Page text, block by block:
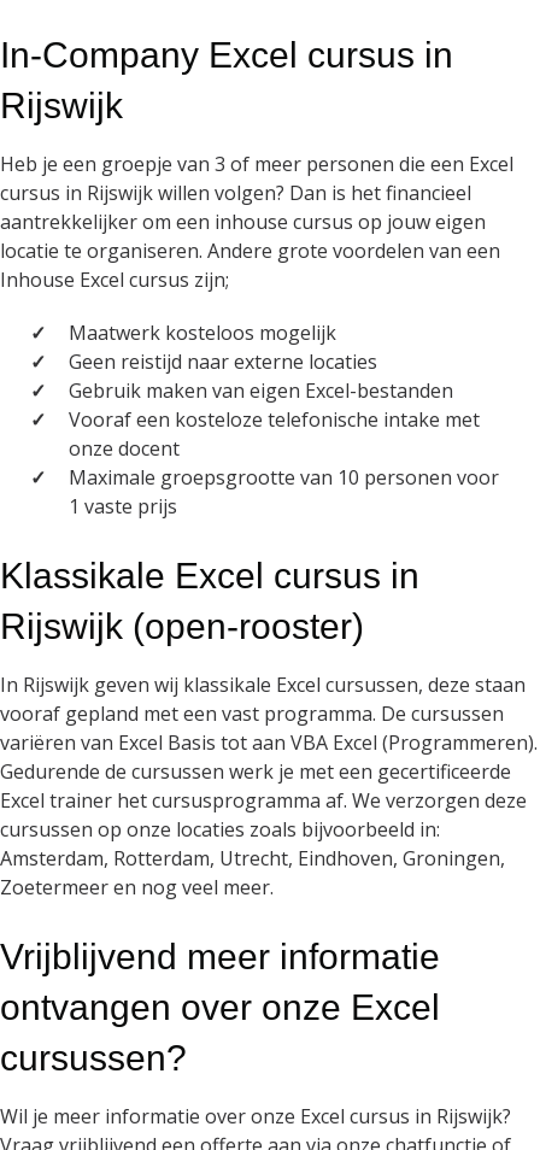
In-Company Excel cursus in
Rijswijk
Heb je een groepje van 3 of meer personen die een Excel
cursus in Rijswijk willen volgen? Dan is het financieel
aantrekkelijker om een inhouse cursus op jouw eigen
locatie te organiseren. Andere grote voordelen van een
Inhouse Excel cursus zijn;
Maatwerk kosteloos mogelijk
Geen reistijd naar externe locaties
Gebruik maken van eigen Excel-bestanden
Vooraf een kosteloze telefonische intake met
onze docent
Maximale groepsgrootte van 10 personen voor
1 vaste prijs
Klassikale Excel cursus in
Rijswijk (open-rooster)
In Rijswijk geven wij klassikale Excel cursussen, deze staan
vooraf gepland met een vast programma. De cursussen
variëren van Excel Basis tot aan VBA Excel (Programmeren).
Gedurende de cursussen werk je met een gecertificeerde
Excel trainer het cursusprogramma af. We verzorgen deze
cursussen op onze locaties zoals bijvoorbeeld in:
Amsterdam, Rotterdam, Utrecht, Eindhoven, Groningen,
Zoetermeer en nog veel meer.
Vrijblijvend meer informatie
ontvangen over onze Excel
cursussen?
Wil je meer informatie over onze Excel cursus in Rijswijk?
Vraag vrijblijvend een offerte aan via onze chatfunctie of